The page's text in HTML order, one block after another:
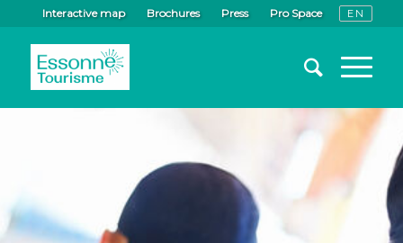
Interactive map Brochures Press Pro Space